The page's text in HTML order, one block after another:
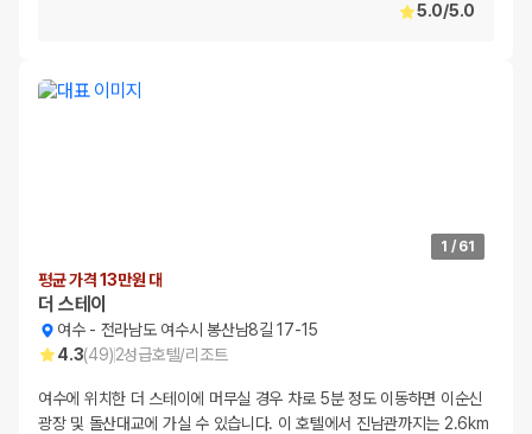
5.0/5.0
1 / 61
평균 가격 13만원 대
더 스테이
여수- 전라남도 여수시 봉산남8길 17-15
4.3(49)2성급호텔/리조트
여수에 위치한 더 스테이에 머무실 경우 차로 5분 정도 이동하면 이순신
광장 및 돌산대교에 가실 수 있습니다. 이 호텔에서 진남관까지는 2.6km